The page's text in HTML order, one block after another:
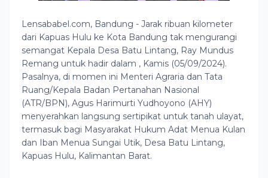
Lensababel.com, Bandung - Jarak ribuan kilometer
dari Kapuas Hulu ke Kota Bandung tak mengurangi
semangat Kepala Desa Batu Lintang, Ray Mundus
Remang untuk hadir dalam , Kamis (05/09/2024).
Pasalnya, di momen ini Menteri Agraria dan Tata
Ruang/Kepala Badan Pertanahan Nasional
(ATR/BPN), Agus Harimurti Yudhoyono (AHY)
menyerahkan langsung sertipikat untuk tanah ulayat,
termasuk bagi Masyarakat Hukum Adat Menua Kulan
dan Iban Menua Sungai Utik, Desa Batu Lintang,
Kapuas Hulu, Kalimantan Barat.